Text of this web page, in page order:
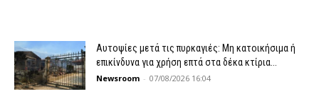
Αυτοψίες μετά τις πυρκαγιές: Μη κατοικήσιμα ή
επικίνδυνα για χρήση επτά στα δέκα κτίρια...
Newsroom - 07/08/2026 16:04